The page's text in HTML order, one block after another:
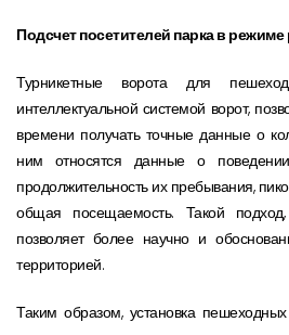
Подсчет посетителей парка в
Турникетные ворота для
интеллектуальной системой ворот,
времени получать точные данные о
ним относятся данные о
продолжительность их пребывания,
общая посещаемость. Такой
позволяет более научно и
территорией.
Таким образом, установка